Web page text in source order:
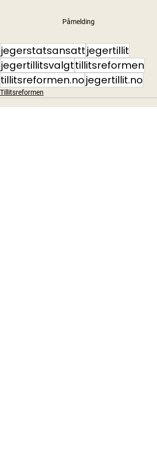
Påmelding
jegerstatsansattjegertillit
jegertillitsvalgttillitsreformen
tillitsreformen.nojegertillit.no
Tillitsreformen